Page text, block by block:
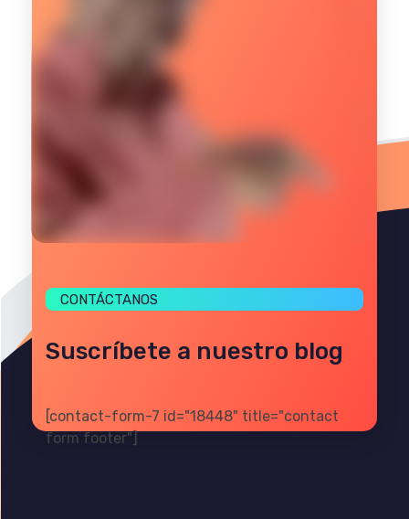
CONTÁCTANOS
Suscríbete a nuestro blog
[contact-form-7 id="18448" title="contact
form footer"]